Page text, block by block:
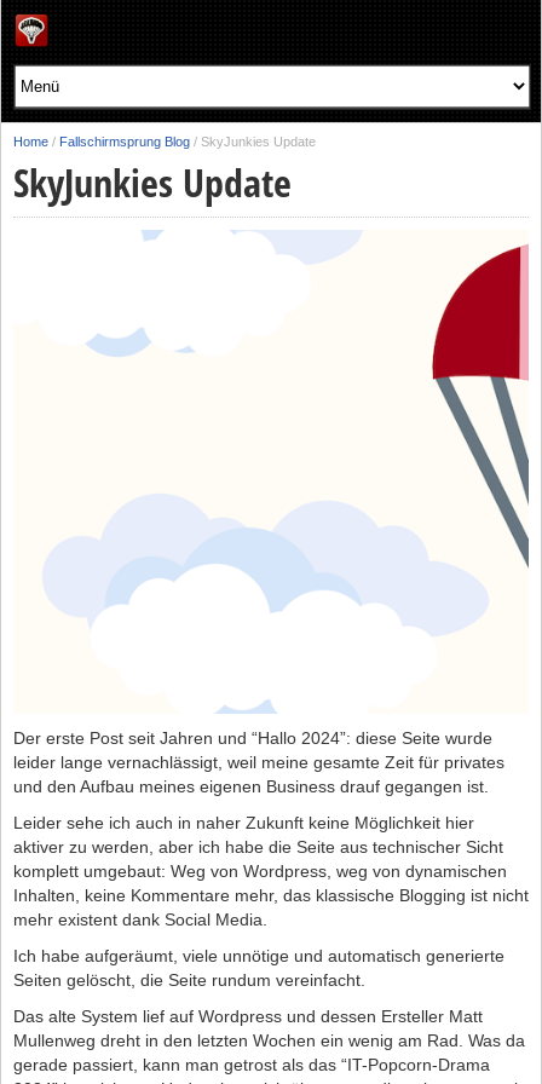
Home / Fallschirmsprung Blog / SkyJunkies Update
SkyJunkies Update
Der erste Post seit Jahren und “Hallo 2024”: diese Seite wurde
leider lange vernachlässigt, weil meine gesamte Zeit für privates
und den Aufbau meines eigenen Business drauf gegangen ist.
Leider sehe ich auch in naher Zukunft keine Möglichkeit hier
aktiver zu werden, aber ich habe die Seite aus technischer Sicht
komplett umgebaut: Weg von Wordpress, weg von dynamischen
Inhalten, keine Kommentare mehr, das klassische Blogging ist nicht
mehr existent dank Social Media.
Ich habe aufgeräumt, viele unnötige und automatisch generierte
Seiten gelöscht, die Seite rundum vereinfacht.
Das alte System lief auf Wordpress und dessen Ersteller Matt
Mullenweg dreht in den letzten Wochen ein wenig am Rad. Was da
gerade passiert, kann man getrost als das “IT-Popcorn-Drama